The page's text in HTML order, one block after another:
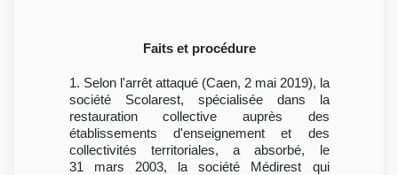
Faits et procédure
1. Selon l'arrêt attaqué (Caen, 2 mai 2019), la
société Scolarest, spécialisée dans la
restauration collective auprès des
établissements d'enseignement et des
collectivités territoriales, a absorbé, le
31 mars 2003, la société Médirest qui